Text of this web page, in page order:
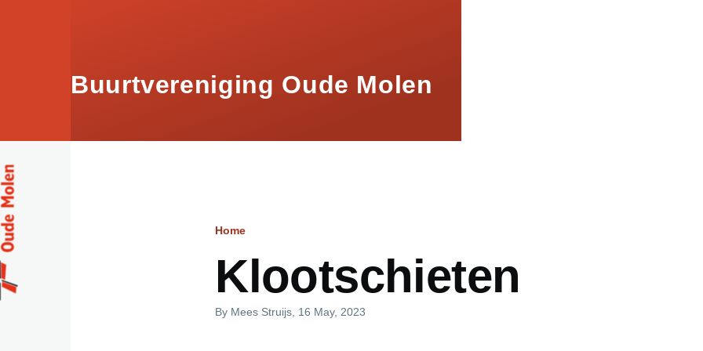
Buurtvereniging Oude Molen
Home
Klootschieten
By Mees Struijs , 16 May, 2023